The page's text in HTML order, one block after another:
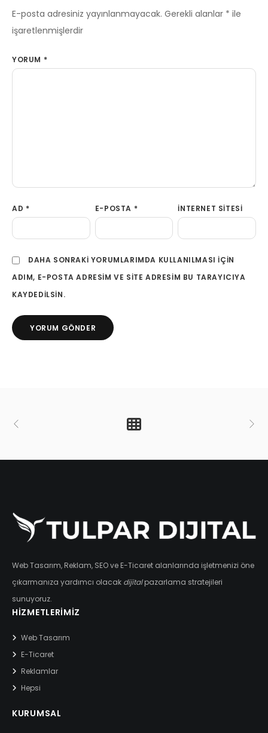
E-posta adresiniz yayınlanmayacak. Gerekli alanlar * ile
işaretlenmişlerdir
YORUM *
AD * E-POSTA * İNTERNET SITESI
DAHA SONRAKI YORUMLARIMDA KULLANILMASI IÇIN
ADIM, E-POSTA ADRESIM VE SITE ADRESIM BU TARAYICIYA
KAYDEDILSIN.
Web Tasarım, Reklam, SEO ve E-Ticaret alanlarında işletmenizi öne
çıkarmanıza yardımcı olacak dijitalpazarlama stratejileri
sunuyoruz.
HIZMETLERIMIZ
Web Tasarım
E-Ticaret
Reklamlar
Hepsi
KURUMSAL